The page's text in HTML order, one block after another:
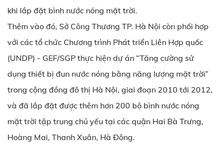
khi lắp đặt bình nước nóng mặt trời.
Thêm vào đó, Sở Công Thương TP. Hà Nội còn phối hợp
với các tổ chức Chương trình Phát triển Liên Hợp quốc
(UNDP) - GEF/SGP thực hiện dự án “Tăng cường sử
dụng thiết bị đun nước nóng bằng năng lượng mặt trời”
trong cộng đồng đô thị Hà Nội, giai đoạn 2010 tới 2012,
và đã lắp đặt được thêm hơn 200 bộ bình nước nóng
mặt trời tập trung chủ yếu tại các quận Hai Bà Trưng,
Hoàng Mai, Thanh Xuân, Hà Đông.